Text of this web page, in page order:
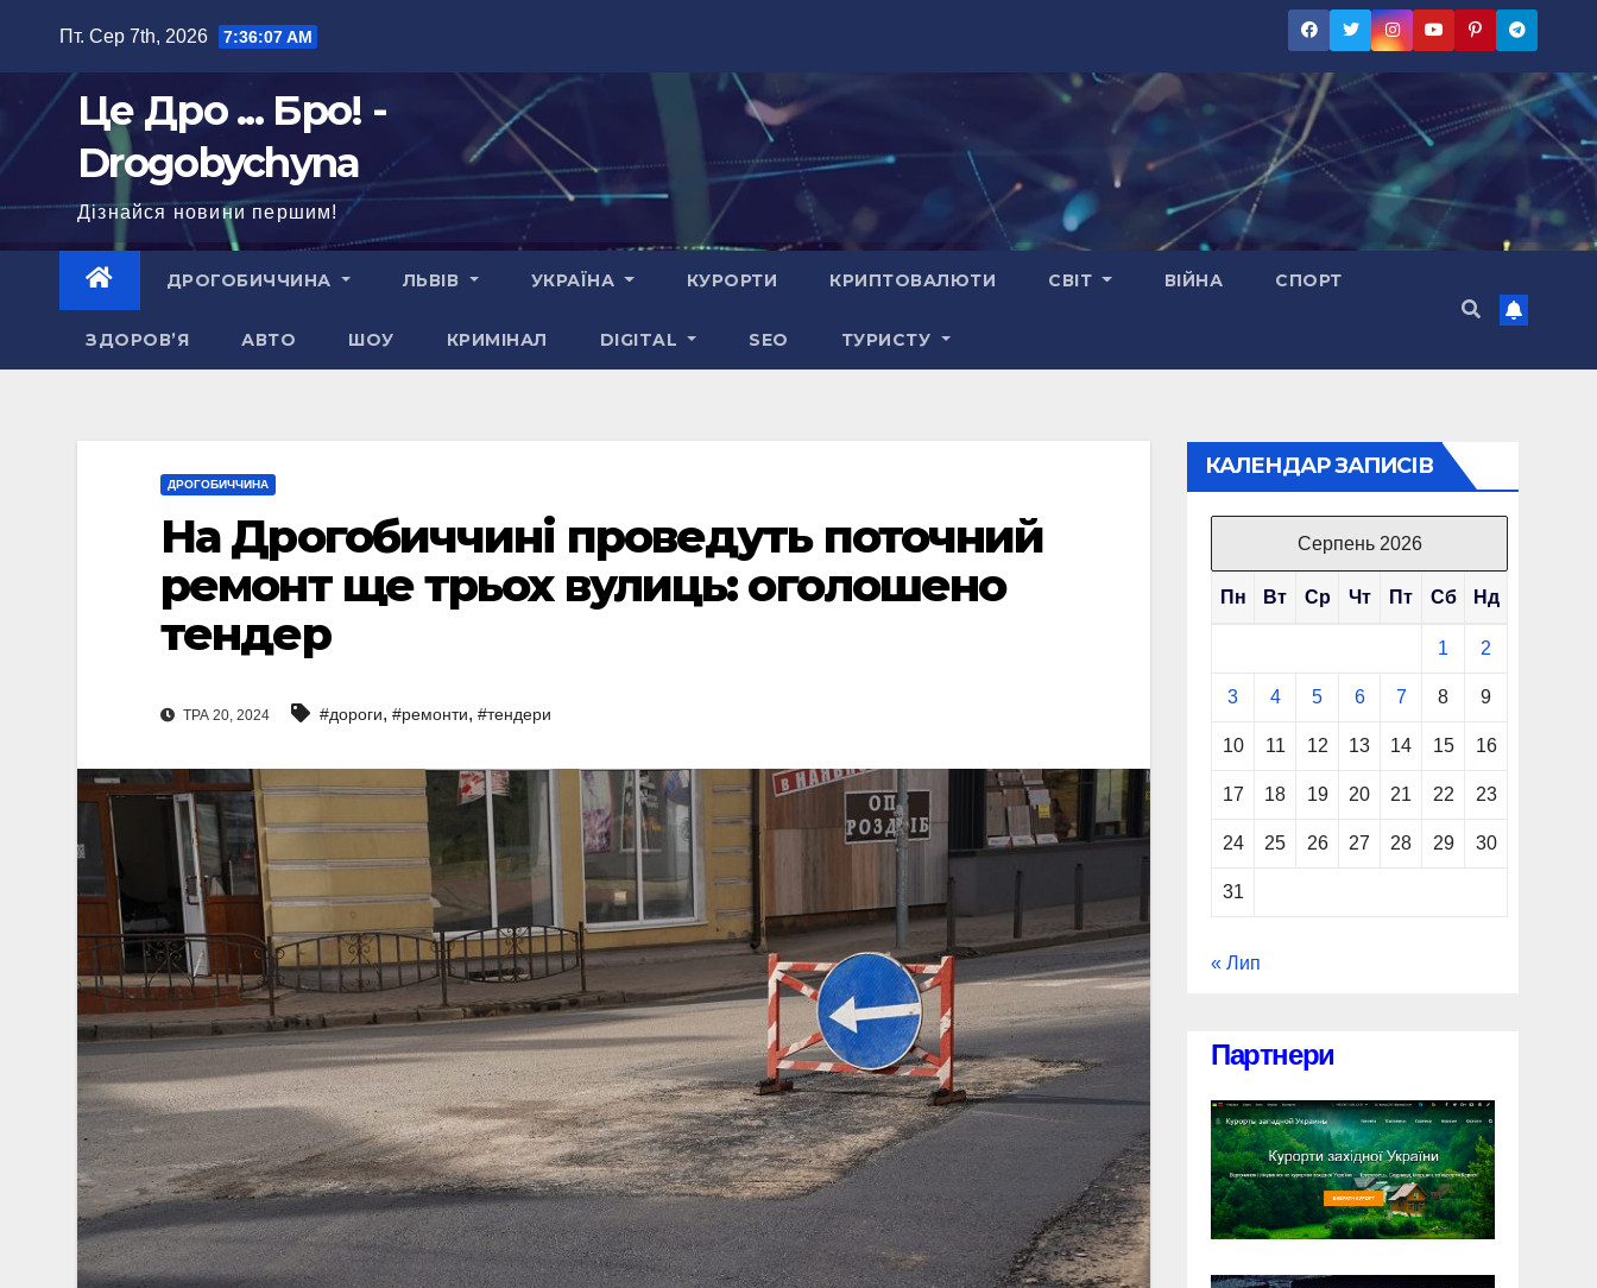
Пт. Сер 7th, 2026 7:36:08 AM
Це Дро ... Бро! -
Drogobychyna
Дізнайся новини першим!
ДРОГОБИЧЧИНА ЛЬВІВ УКРАЇНА КУРОРТИ КРИПТОВАЛЮТИ СВІТ ВІЙНА СПОРТ
ЗДОРОВ’Я АВТО ШОУ КРИМІНАЛ DIGITAL SEO ТУРИСТУ
ДРОГОБИЧЧИНА
На Дрогобиччині проведуть поточний
ремонт ще трьох вулиць: оголошено
тендер
ТРА 20, 2024 #дороги, #ремонти, #тендери
КАЛЕНДАР ЗАПИСІВ
Серпень 2026
Пн Вт Ср Чт Пт Сб Нд
1 2
3 4 5 6 7 8 9
10 11 12 13 14 15 16
17 18 19 20 21 22 23
24 25 26 27 28 29 30
31
« Лип
Партнери